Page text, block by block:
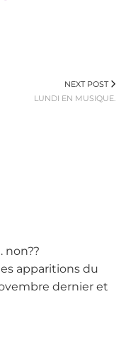
NEXT POST
LUNDI EN MUSIQUE.
non??
apparitions du
dernier et